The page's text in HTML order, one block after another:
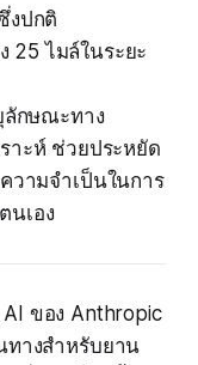
งปกติ
25 ไมล์ในระยะ
ลักษณะทาง
าะห์ ช่วยประหยัด
วามจำเป็นในการ
นเอง
AI ของ Anthropic
ทางสำหรับยาน